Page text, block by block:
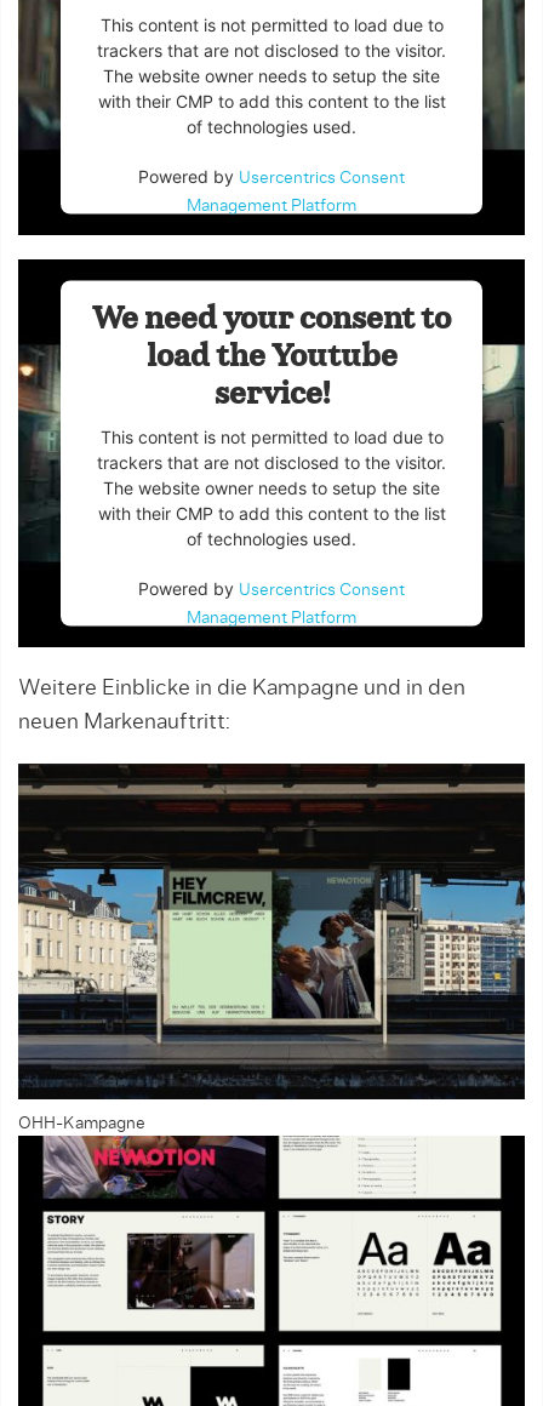
This content is not permitted to load due to
trackers that are not disclosed to the visitor.
The website owner needs to setup the site
with their CMP to add this content to the list
of technologies used.
Powered by Usercentrics Consent
Management Platform
We need your consent to
load the Youtube
service!
This content is not permitted to load due to
trackers that are not disclosed to the visitor.
The website owner needs to setup the site
with their CMP to add this content to the list
of technologies used.
Powered by Usercentrics Consent
Management Platform
Weitere Einblicke in die Kampagne und in den
neuen Markenauftritt:
OHH-Kampagne